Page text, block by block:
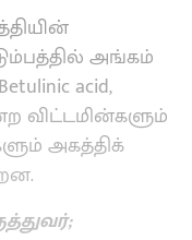
அங்கம்
acid,
விட்டமின்களும்
அகத்திக்